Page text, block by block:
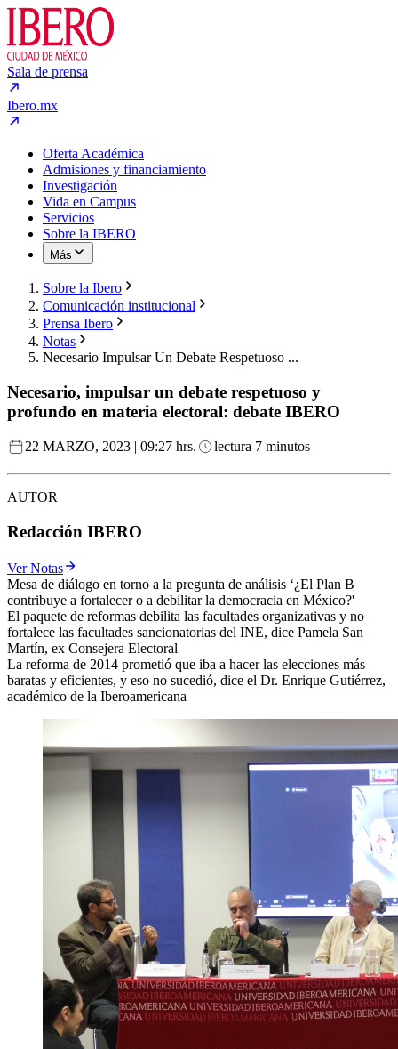
Sala de prensa
Ibero.mx
Oferta Académica
Admisiones y financiamiento
Investigación
Vida en Campus
Servicios
Sobre la IBERO
Más
Sobre la Ibero
Comunicación institucional
Prensa Ibero
Notas
Necesario Impulsar Un Debate Respetuoso ...
Necesario, impulsar un debate respetuoso y
profundo en materia electoral: debate IBERO
22 MARZO, 2023 | 09:27 hrs. lectura 7 minutos
AUTOR
Redacción IBERO
Ver Notas
Mesa de diálogo en torno a la pregunta de análisis ‘¿El Plan B
contribuye a fortalecer o a debilitar la democracia en México?'
El paquete de reformas debilita las facultades organizativas y no
fortalece las facultades sancionatorias del INE, dice Pamela San
Martín, ex Consejera Electoral
La reforma de 2014 prometió que iba a hacer las elecciones más
baratas y eficientes, y eso no sucedió, dice el Dr. Enrique Gutiérrez,
académico de la Iberoamericana